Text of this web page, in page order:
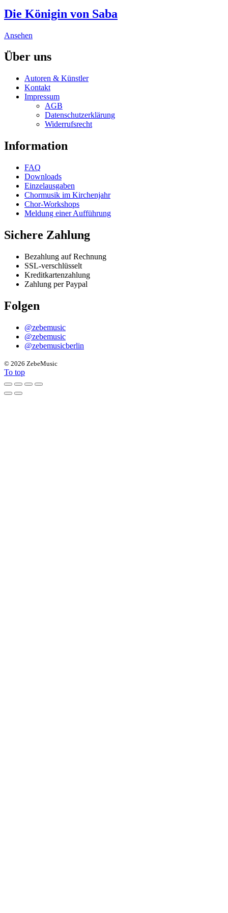
chosen
on
product
multiple
variants.
options
be
on
the
product
page
Die Königin von Saba
Ansehen
has
multiple
The
options
may
be
chosen
on
product
Über uns
Autoren & Künstler
Kontakt
Impressum
AGB
Datenschutzerklärung
Widerrufsrecht
Information
FAQ
Downloads
Einzelausgaben
Chormusik im Kirchenjahr
Chor-Workshops
Meldung einer Aufführung
Sichere Zahlung
Bezahlung auf Rechnung
SSL-verschlüsselt
Kreditkartenzahlung
Zahlung per Paypal
Folgen
@zebemusic
@zebemusic
@zebemusicberlin
© 2026 ZebeMusic
To top